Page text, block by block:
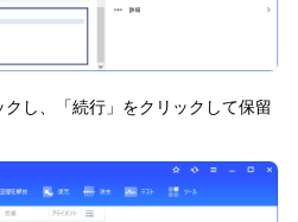
し、「続行」をクリックして保留